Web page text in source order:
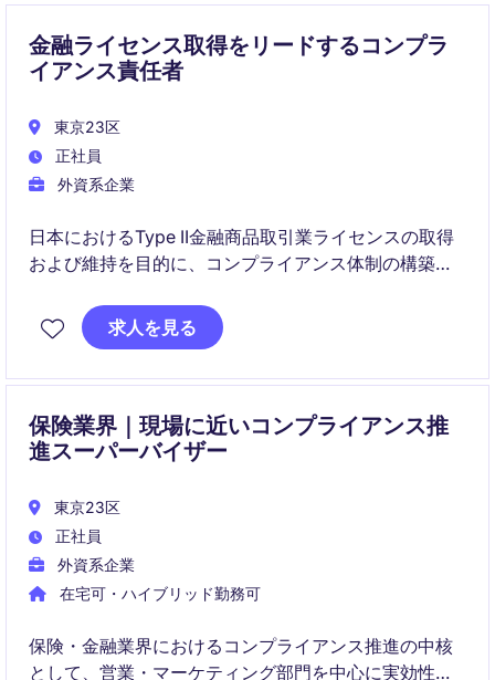
金融ライセンス取得をリードするコンプラ
イアンス責任者
東京23区
正社員
外資系企業
日本におけるType II金融商品取引業ライセンスの取得
および維持を目的に、コンプライアンス体制の構築・
規制対応、当局対応、社内教育まで幅広く担い、事業
求人を見る
保険業界｜現場に近いコンプライアンス推
進スーパーバイザー
東京23区
正社員
外資系企業
在宅可・ハイブリッド勤務可
保険・金融業界におけるコンプライアンス推進の中核
として、営業・マーケティング部門を中心に実効性の